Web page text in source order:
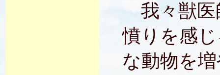
我々獣医
憤りを感
な動物を